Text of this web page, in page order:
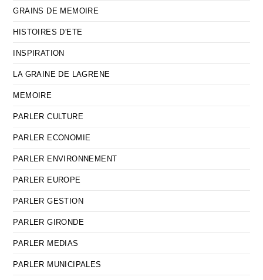
GRAINS DE MEMOIRE
HISTOIRES D'ETE
INSPIRATION
LA GRAINE DE LAGRENE
MEMOIRE
PARLER CULTURE
PARLER ECONOMIE
PARLER ENVIRONNEMENT
PARLER EUROPE
PARLER GESTION
PARLER GIRONDE
PARLER MEDIAS
PARLER MUNICIPALES